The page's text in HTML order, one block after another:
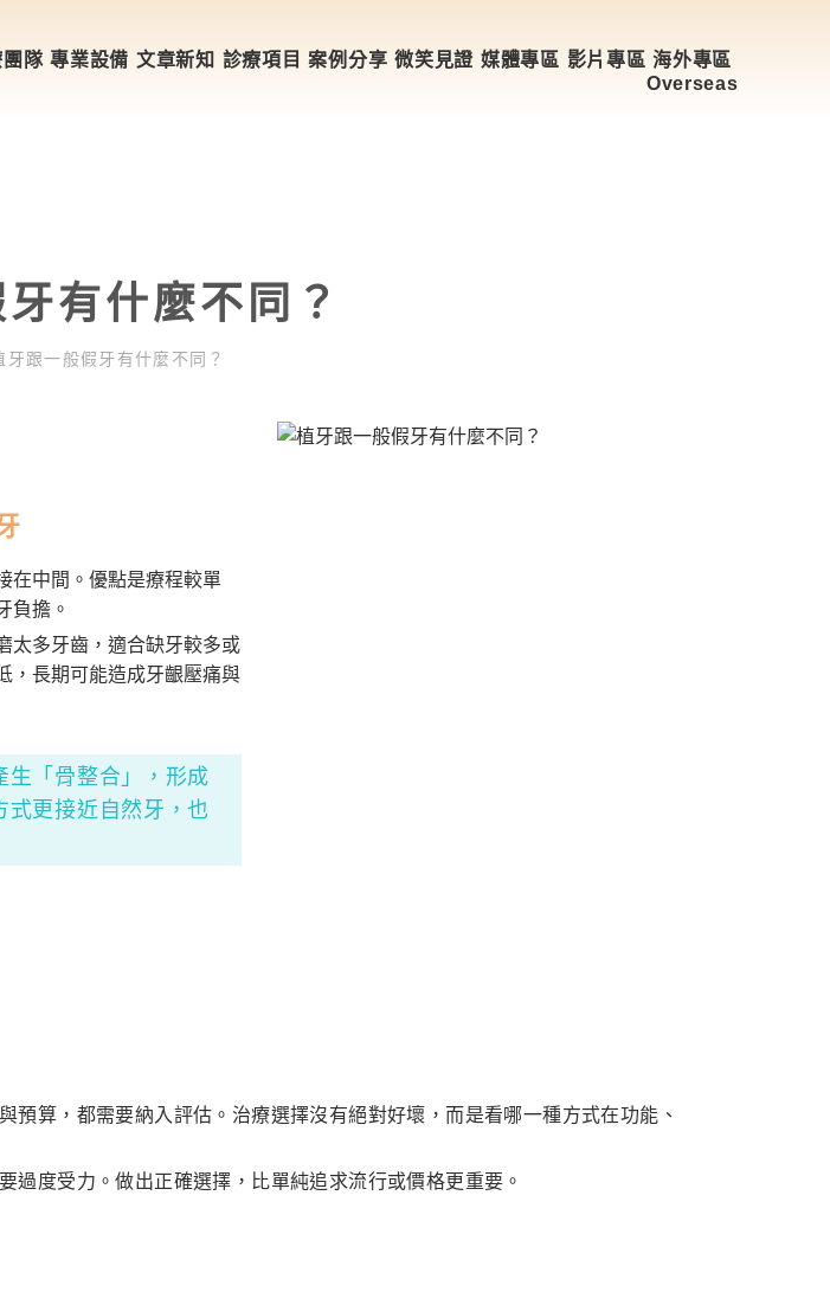
隊 專業設備 文章新知 診療項目 案例分享 微笑見證 媒體專區 影片專區 海外專區
Overseas
有什麼不同？
牙跟一般假牙有什麼不同？
在中間。優點是療程較單
負擔。
太多牙齒，適合缺牙較多或
，長期可能造成牙齦壓痛與
生「骨整合」，形成
式更接近自然牙，也
算，都需要納入評估。治療選擇沒有絕對好壞，而是看哪一種方式在功能、
度受力。做出正確選擇，比單純追求流行或價格更重要。